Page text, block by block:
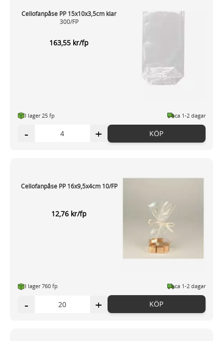
Cellofanpåse PP 15x10x3,5cm klar
300/FP
163,55 kr/fp
I lager 25 fp ca 1-2 dagar
- + KÖP
Cellofanpåse PP 16x9,5x4cm 10/FP
12,76 kr/fp
I lager 760 fp ca 1-2 dagar
- + KÖP